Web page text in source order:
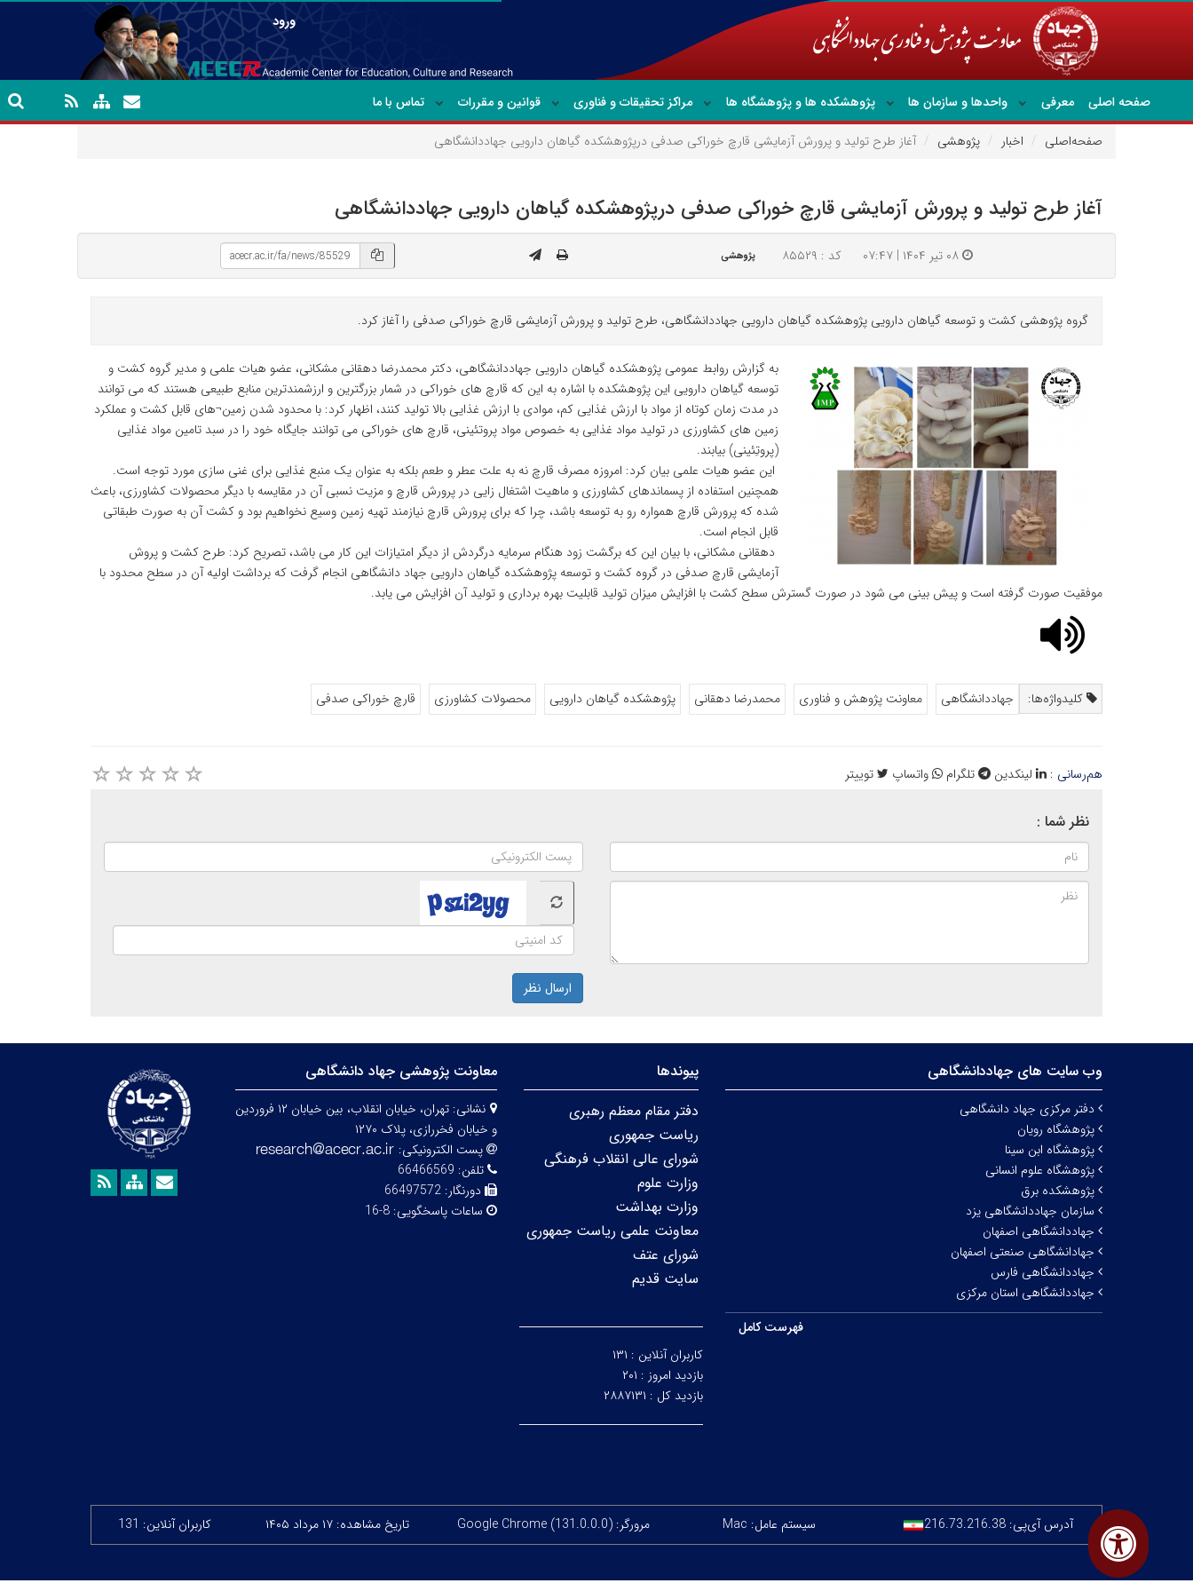
ورود
صفحه اصلی معرفی واحدها و سازمان ها پژوهشکده ها و پژوهشگاه ها مراکز تحقیقات و فناوری قوانین و مقررات
تماس با ما
صفحه‌اصلی
اخبار پژوهشی آغاز طرح تولید و پرورش آزمایشی قارچ خوراکی صدفی درپژوهشکده گیاهان دارویی جهاددانشگاهی
آغاز طرح تولید و پرورش آزمایشی قارچ خوراکی صدفی درپژوهشکده گیاهان دارویی جهاددانشگاهی
۰۸ تیر ۱۴۰۴ | ۰۷:۴۷ کد : ۸۵۵۲۹ پژوهشی
گروه پژوهشی کشت و توسعه گیاهان دارویی پژوهشکده گیاهان دارویی جهاددانشگاهی، طرح تولید و پرورش آزمایشی قارچ خوراکی صدفی را آغاز کرد.
به گزارش روابط عمومی پژوهشکده گیاهان دارویی جهاددانشگاهی، دکتر محمدرضا دهقانی مشکانی، عضو هیات علمی و مدیر گروه کشت و
توسعه گیاهان دارویی این پژوهشکده با اشاره به این که قارچ های خوراکی در شمار بزرگترین و ارزشمندترین منابع طبیعی هستند که می توانند
در مدت زمان کوتاه از مواد با ارزش غذایی کم، موادی با ارزش غذایی بالا تولید کنند، اظهار کرد: با محدود شدن زمین¬های قابل کشت و عملکرد
زمین های کشاورزی در تولید مواد غذایی به خصوص مواد پروتئینی، قارچ های خوراکی می توانند جایگاه خود را در سبد تامین مواد غذایی
(پروتِئینی) بیابند.
این عضو هیات علمی بیان کرد: امروزه مصرف قارچ نه به علت عطر و طعم بلکه به عنوان یک منبع غذایی برای غنی سازی مورد توجه است.
همچنین استفاده از پسماندهای کشاورزی و ماهیت اشتغال زایی در پرورش قارچ و مزیت نسبی آن در مقایسه با دیگر محصولات کشاورزی، باعث
شده که پرورش قارچ همواره رو به توسعه باشد، چرا که برای پرورش قارچ نیازمند تهیه زمین وسیع نخواهیم بود و کشت آن به صورت طبقاتی
قابل انجام است.
دهقانی مشکانی، با بیان این که برگشت زود هنگام سرمایه درگردش از دیگر امتیازات این کار می باشد، تصریح کرد: طرح کشت و پروش
آزمایشی قارچ صدفی در گروه کشت و توسعه پژوهشکده گیاهان دارویی جهاد دانشگاهی انجام گرفت که برداشت اولیه آن در سطح محدود با
موفقیت صورت گرفته است و پیش بینی می شود در صورت گسترش سطح کشت با افزایش میزان تولید قابلیت بهره برداری و تولید آن افزایش می یابد.
کلیدواژه‌ها: جهاددانشگاهی معاونت پژوهش و فناوری محمدرضا دهقانی پژوهشکده گیاهان دارویی محصولات کشاورزی قارچ خوراکی صدفی
هم‌رسانی : لینکدین تلگرام واتساپ توییتر
نظر شما :
ارسال نظر
وب سایت های جهاددانشگاهی
دفتر مرکزی جهاد دانشگاهی
پژوهشگاه رویان
پژوهشگاه ابن سینا
پژوهشگاه علوم انسانی
پژوهشکده برق
سازمان جهاددانشگاهی یزد
جهاددانشگاهی اصفهان
جهادانشگاهی صنعتی اصفهان
جهاددانشگاهی فارس
جهاددانشگاهی استان مرکزی
فهرست کامل
پیوندها
دفتر مقام معظم رهبری
ریاست جمهوری
شورای عالی انقلاب فرهنگی
وزارت علوم
وزارت بهداشت
معاونت علمی ریاست جمهوری
شورای عتف
سایت قدیم
کاربران آنلاین : ۱۳۱
بازدید امروز : ۲۰۱
بازدید کل : ۲۸۸۷۱۳۱
معاونت پژوهشی جهاد دانشگاهی
نشانی:
تهران، خیابان انقلاب، بین خیابان ۱۲ فروردین
و خیابان فخررازی، پلاک ۱۲۷۰
پست الکترونیکی:
تلفن: 66466569
دورنگار:66497572
ساعات پاسخگویی:8-16
آدرس آی‌پی: 216.73.216.38 سیستم عامل: Mac مرورگر: Google Chrome (131.0.0.0) تاریخ مشاهده: ۱۷ مرداد ۱۴۰۵ کاربران آنلاین: 131